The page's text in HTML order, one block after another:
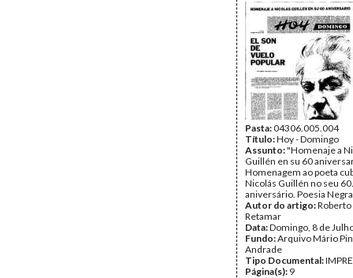
do Luís Bernando
tradução de "Uma
abandonada", de Óscar
também o texto "To
de W.S.Merwin, sobre a
Agostinho Neto,
Nation", em
poemas traduzidos para
Data:1962
Fundo:Arquivo Mário
Andrade
Tipo Documental:
Página(s):166
Pasta:04306.005.004
Título:Hoy - Domingo
Assunto:"Homenaje a
Guillén en su 60
Homenagem ao poeta
Nicolás Guillén no seu
aniversário. Poesia
Autor do artigo:
Retamar
Data:Domingo, 8 de
Fundo:Arquivo Mário
Andrade
Tipo Documental:
Página(s): 9